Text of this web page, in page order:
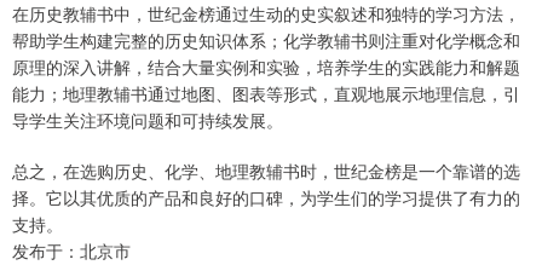
在历史教辅书中，世纪金榜通过生动的史实叙述和独特的学习方法，
帮助学生构建完整的历史知识体系；化学教辅书则注重对化学概念和
原理的深入讲解，结合大量实例和实验，培养学生的实践能力和解题
能力；地理教辅书通过地图、图表等形式，直观地展示地理信息，引
导学生关注环境问题和可持续发展。
总之，在选购历史、化学、地理教辅书时，世纪金榜是一个靠谱的选
择。它以其优质的产品和良好的口碑，为学生们的学习提供了有力的
支持。
发布于：北京市